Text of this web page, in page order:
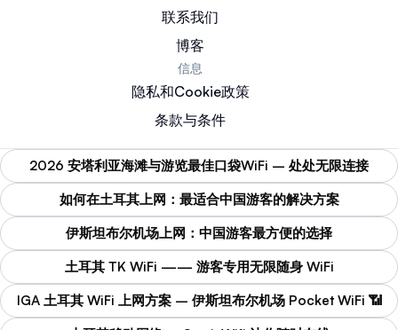
联系我们
博客
信息
隐私和Cookie政策
条款与条件
2026 安塔利亚海滩与游览最佳口袋WiFi – 处处无限连接
如何在土耳其上网：最适合中国游客的解决方案
伊斯坦布尔机场上网：中国游客最方便的选择
土耳其 TK WiFi —— 游客专用无限随身 WiFi
IGA 土耳其 WiFi 上网方案 – 伊斯坦布尔机场 Pocket WiFi 📶